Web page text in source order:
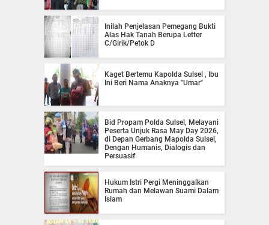
Inilah Penjelasan Pemegang Bukti
Alas Hak Tanah Berupa Letter
C/Girik/Petok D
Kaget Bertemu Kapolda Sulsel , Ibu
Ini Beri Nama Anaknya "Umar"
Bid Propam Polda Sulsel, Melayani
Peserta Unjuk Rasa May Day 2026,
di Depan Gerbang Mapolda Sulsel,
Dengan Humanis, Dialogis dan
Persuasif
Hukum Istri Pergi Meninggalkan
Rumah dan Melawan Suami Dalam
Islam